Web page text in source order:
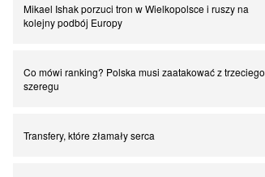
Mikael Ishak porzuci tron w Wielkopolsce i ruszy na
kolejny podbój Europy
Co mówi ranking? Polska musi zaatakować z trzeciego
szeregu
Transfery, które złamały serca